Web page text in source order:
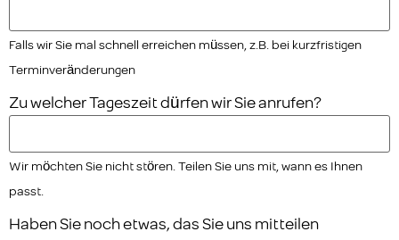
Falls wir Sie mal schnell erreichen müssen, z.B. bei kurzfristigen
Terminveränderungen
Zu welcher Tageszeit dürfen wir Sie anrufen?
Wir möchten Sie nicht stören. Teilen Sie uns mit, wann es Ihnen
passt.
Haben Sie noch etwas, das Sie uns mitteilen